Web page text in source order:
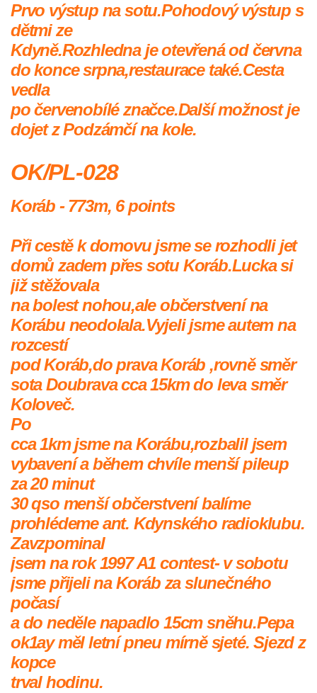
Prvo výstup na sotu.Pohodový výstup s
dětmi ze
Kdyně.Rozhledna je otevřená od června
do konce srpna,restaurace také.Cesta
vedla
po červenobílé značce.Další možnost je
dojet z Podzámčí na kole.
OK/PL-028
Koráb - 773m, 6 points
Při cestě k domovu jsme se rozhodli jet
domů zadem přes sotu Koráb.Lucka si
již stěžovala
na bolest nohou,ale občerstvení na
Korábu neodolala.Vyjeli jsme autem na
rozcestí
pod Koráb,do prava Koráb ,rovně směr
sota Doubrava cca 15km do leva směr
Koloveč.
Po
cca 1km jsme na Korábu,rozbalil jsem
vybavení a během chvíle menší pileup
za 20 minut
30 qso menší občerstvení balíme
prohlédeme ant. Kdynského radioklubu.
Zavzpominal
jsem na rok 1997 A1 contest- v sobotu
jsme přijeli na Koráb za slunečného
počasí
a do neděle napadlo 15cm sněhu.Pepa
ok1ay měl letní pneu mírně sjeté. Sjezd z
kopce
trval hodinu.